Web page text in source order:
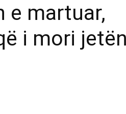
e martuar,
i mori